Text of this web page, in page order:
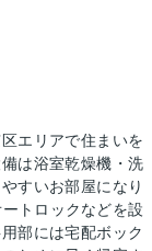
エリアで住まいを
は浴室乾燥機・洗
すいお部屋になり
トロックなどを設
部には宅配ボック